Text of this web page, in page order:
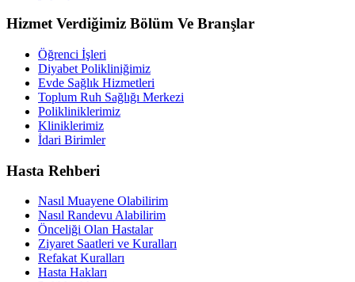
Hizmet Verdiğimiz Bölüm Ve Branşlar
Öğrenci İşleri
Diyabet Polikliniğimiz
Evde Sağlık Hizmetleri
Toplum Ruh Sağlığı Merkezi
Polikliniklerimiz
Kliniklerimiz
İdari Birimler
Hasta Rehberi
Nasıl Muayene Olabilirim
Nasıl Randevu Alabilirim
Önceliği Olan Hastalar
Ziyaret Saatleri ve Kuralları
Refakat Kuralları
Hasta Hakları